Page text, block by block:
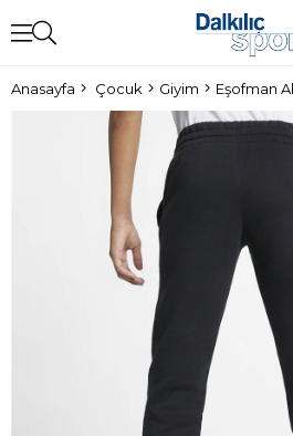
Anasayfa Çocuk Giyim Eşofman